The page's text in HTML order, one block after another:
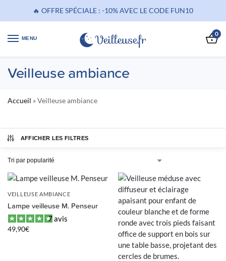
🔥 OFFRE SPÉCIALE : -10% AVEC LE CODE FUN10
MENU
0
Veilleuse ambiance
Accueil »Veilleuse ambiance
AFFICHER LES FILTRES
VEILLEUSE AMBIANCE
Lampe veilleuse M. Penseur
7 avis
49,90€